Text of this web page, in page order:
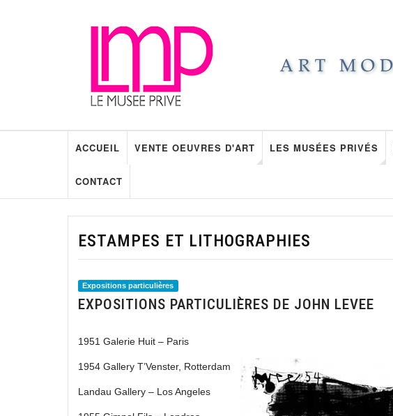
ACCUEIL VENTE OEUVRES D'ART LES MUSÉES PRIVÉS
CONTACT
ESTAMPES ET LITHOGRAPHIES
Expositions particulières
EXPOSITIONS PARTICULIÈRES DE JOHN LEVEE
1951 Galerie Huit – Paris
1954 Gallery T’Venster, Rotterdam
Landau Gallery – Los Angeles